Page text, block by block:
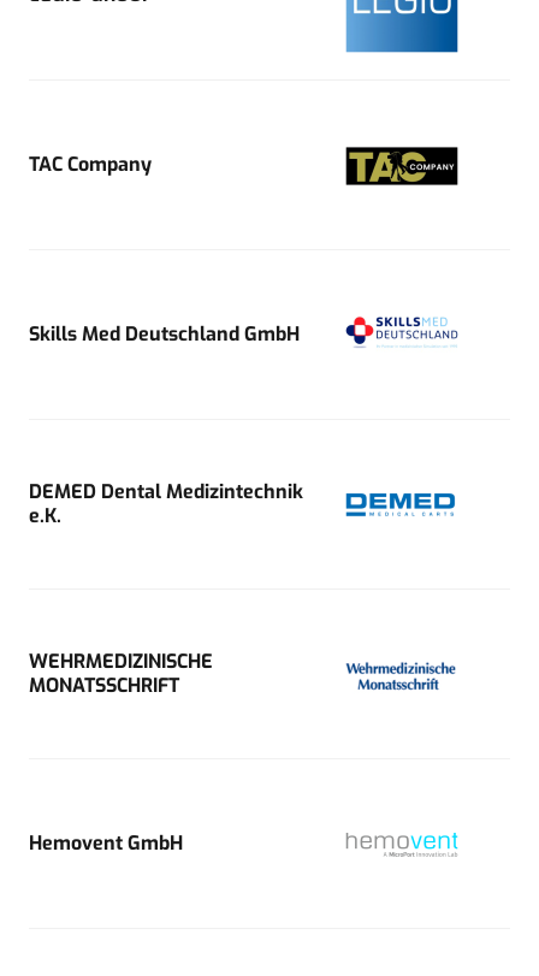
TAC Company
Skills Med Deutschland GmbH
DEMED Dental Medizintechnik
e.K.
WEHRMEDIZINISCHE
MONATSSCHRIFT
Hemovent GmbH